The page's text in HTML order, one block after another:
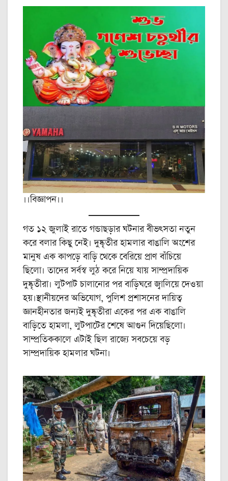
।।বিজ্ঞাপন।।
গত ১২ জুলাই রাতে গন্ডাছড়ার ঘটনার বীভৎসতা নতুন
করে বলার কিছু নেই। দুষ্কৃতীর হামলার বাঙালি অংশের
মানুষ এক কাপড়ে বাড়ি থেকে বেরিয়ে প্রাণ বাঁচিয়ে
ছিলো। তাদের সর্বস্ব লুঠ করে নিয়ে যায় সাম্প্রদায়িক
দুষ্কৃতীরা। লুটপাট চালানোর পর বাড়িঘরে জ্বালিয়ে দেওয়া
হয়।স্থানীয়দের অভিযোগ, পুলিশ প্রশাসনের দায়িত্ব
জ্ঞানহীনতার জন্যই দুষ্কৃতীরা একের পর এক বাঙালি
বাড়িতে হামলা, লুটপাটের শেষে আগুন দিয়েছিলো।
সাম্প্রতিককালে এটাই ছিল রাজ্যে সবচেয়ে বড়
সাম্প্রদায়িক হামলার ঘটনা।